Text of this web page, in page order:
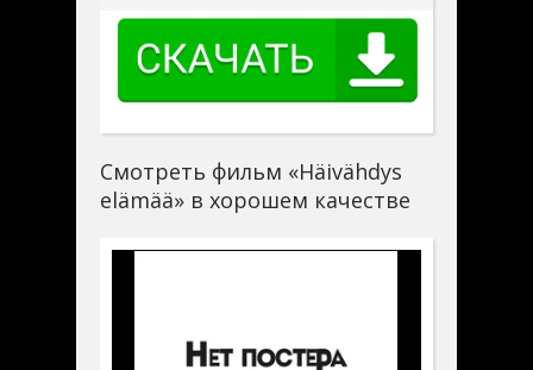
Смотреть фильм «Häivähdys
elämää» в хорошем качестве